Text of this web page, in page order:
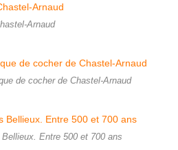
Arnaud
de cocher de Chastel-Arnaud
Entre 500 et 700 ans